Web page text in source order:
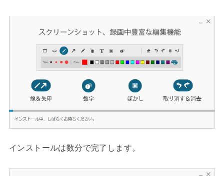
インストールは数分で完了します。